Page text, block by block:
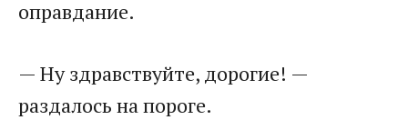
оправдание.
— Ну здравствуйте, дорогие! —
раздалось на пороге.